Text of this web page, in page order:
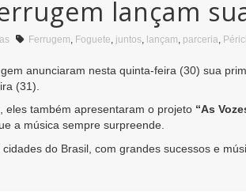
lançam
Ferrugem, Foguete, juntos, lançam, parceria,
anunciaram nesta quinta-feira (30) sua
(31).
eles também apresentaram o projeto “As
a música sempre surpreende.
do Brasil, com grandes sucessos e